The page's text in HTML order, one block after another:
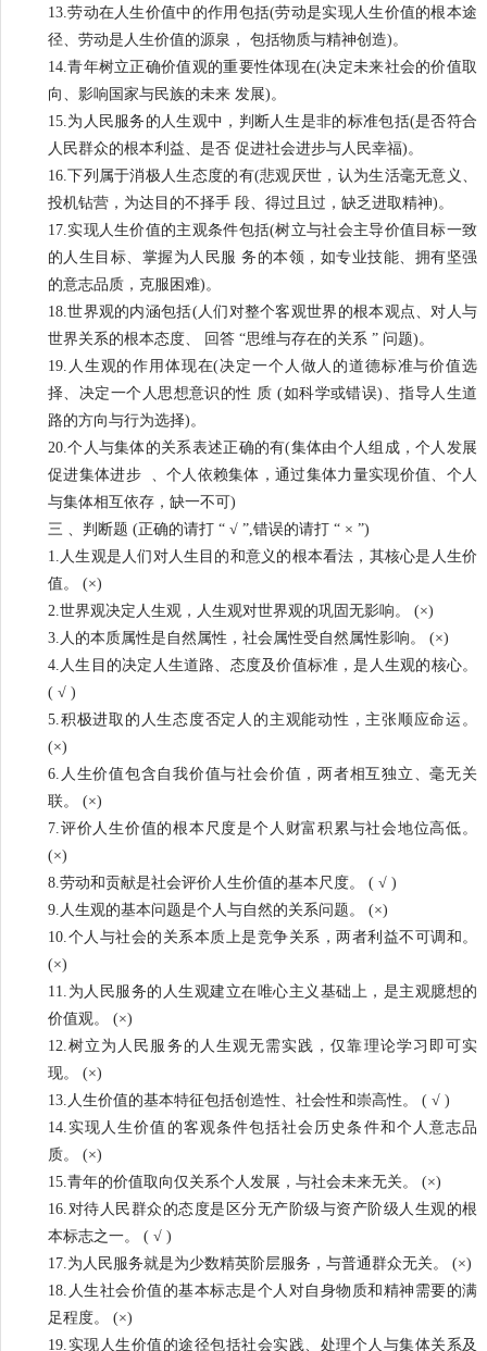
13.劳动在人生价值中的作用包括(劳动是实现人生价值的根本途
径、劳动是人生价值的源泉， 包括物质与精神创造)。
14.青年树立正确价值观的重要性体现在(决定未来社会的价值取
向、影响国家与民族的未来 发展)。
15.为人民服务的人生观中，判断人生是非的标准包括(是否符合
人民群众的根本利益、是否 促进社会进步与人民幸福)。
16.下列属于消极人生态度的有(悲观厌世，认为生活毫无意义、
投机钻营，为达目的不择手 段、得过且过，缺乏进取精神)。
17.实现人生价值的主观条件包括(树立与社会主导价值目标一致
的人生目标、掌握为人民服 务的本领，如专业技能、拥有坚强
的意志品质，克服困难)。
18.世界观的内涵包括(人们对整个客观世界的根本观点、对人与
世界关系的根本态度、 回答 “思维与存在的关系 ” 问题)。
19.人生观的作用体现在(决定一个人做人的道德标准与价值选
择、决定一个人思想意识的性 质 (如科学或错误)、指导人生道
路的方向与行为选择)。
20.个人与集体的关系表述正确的有(集体由个人组成，个人发展
促进集体进步 、个人依赖集体，通过集体力量实现价值、个人
与集体相互依存，缺一不可)
三 、判断题 (正确的请打 “ √ ”,错误的请打 “ × ”)
1.人生观是人们对人生目的和意义的根本看法，其核心是人生价
值。 (×)
2.世界观决定人生观，人生观对世界观的巩固无影响。 (×)
3.人的本质属性是自然属性，社会属性受自然属性影响。 (×)
4.人生目的决定人生道路、态度及价值标准，是人生观的核心。
( √ )
5.积极进取的人生态度否定人的主观能动性，主张顺应命运。
(×)
6.人生价值包含自我价值与社会价值，两者相互独立、毫无关
联。 (×)
7.评价人生价值的根本尺度是个人财富积累与社会地位高低。
(×)
8.劳动和贡献是社会评价人生价值的基本尺度。 ( √ )
9.人生观的基本问题是个人与自然的关系问题。 (×)
10.个人与社会的关系本质上是竞争关系，两者利益不可调和。
(×)
11.为人民服务的人生观建立在唯心主义基础上，是主观臆想的
价值观。 (×)
12.树立为人民服务的人生观无需实践，仅靠理论学习即可实
现。 (×)
13.人生价值的基本特征包括创造性、社会性和崇高性。 ( √ )
14.实现人生价值的客观条件包括社会历史条件和个人意志品
质。 (×)
15.青年的价值取向仅关系个人发展，与社会未来无关。 (×)
16.对待人民群众的态度是区分无产阶级与资产阶级人生观的根
本标志之一。 ( √ )
17.为人民服务就是为少数精英阶层服务，与普通群众无关。 (×)
18.人生社会价值的基本标志是个人对自身物质和精神需要的满
足程度。 (×)
19.实现人生价值的途径包括社会实践、处理个人与集体关系及